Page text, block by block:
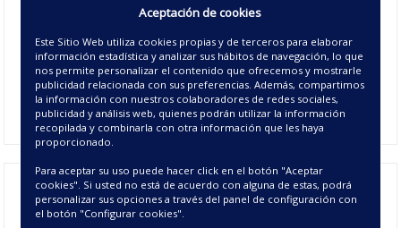
Protector de Cojín Eos, es impermeable y cubre todo el cojín
líquido y otros las almohadas de cama para alargar la vida de
esta. Tiene Tacto suave y es transpirable e impermeable.
Protege contra los ácaros del polvo y las bacterias. Se puede
lavar en lavadora.
Protector de Cojín para Camas -
Aceptación de cookies
Este Sitio Web utiliza cookies propias y de terceros para elaborar
información estadística y analizar sus hábitos de navegación, lo que
nos permite personalizar el contenido que ofrecemos y mostrarle
publicidad relacionada con sus preferencias. Además, compartimos
la información con nuestros colaboradores de redes sociales,
publicidad y análisis web, quienes podrán utilizar la información
recopilada y combinarla con otra información que les haya
proporcionado.
Para aceptar su uso puede hacer click en el botón "Aceptar
cookies". Si usted no está de acuerdo con alguna de estas, podrá
personalizar sus opciones a través del panel de configuración con
el botón "Configurar cookies".